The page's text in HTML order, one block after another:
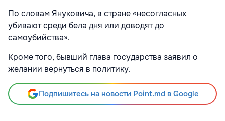
По словам Януковича, в стране «несогласных
убивают среди бела дня или доводят до
самоубийства».
Кроме того, бывший глава государства заявил о
желании вернуться в политику.
Подпишитесь на новости Point.md в Google